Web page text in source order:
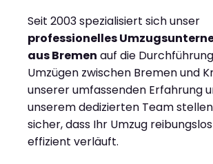
Seit 2003 spezialisiert sich unser
professionelles
aus Bremen auf die
Umzügen zwischen Bremen und
unserer umfassenden Erfahrung
unserem dedizierten Team
sicher, dass Ihr Umzug
effizient verläuft.